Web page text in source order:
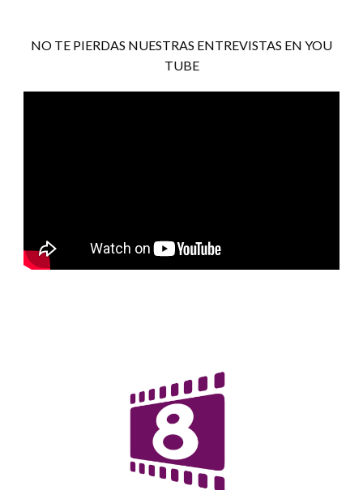
NO TE PIERDAS NUESTRAS ENTREVISTAS EN YOU
TUBE